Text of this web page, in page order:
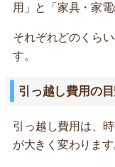
用」と「家具・家
それぞれどのくら
す。
引っ越し費用の
引っ越し費用は、
が大きく変わります